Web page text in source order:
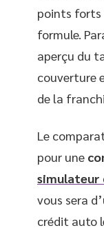
points forts
formule.
aperçu du
couverture
de la
Le
pour une
vous sera
crédit auto